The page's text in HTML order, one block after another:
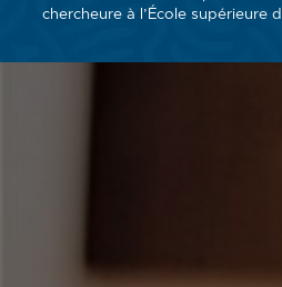
chercheure à l’École supérieure